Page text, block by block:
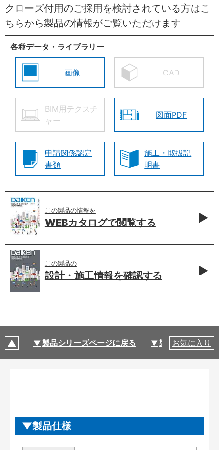
クローズ付用のご採用を検討されている方はこ
ちらから製品の情報がご覧いただけます
各種データ・ライブラリー
画像 CAD
BIM用テクスチ
ャー
図面PDF
申請関係認定
書類
施工・取扱説
明書
この製品の情報を
WEBカタログで閲覧する
この製品の
設計・施工情報を確認する
製品シリーズページに戻る 製品仕様
お気に入り
製品仕様